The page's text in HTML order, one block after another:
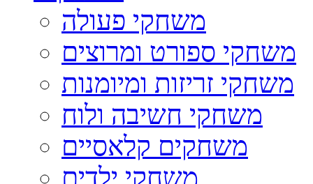
משחקי פעולה
משחקי ספורט ומרוצים
משחקי זריזות ומיומנות
משחקי חשיבה ולוח
משחקים קלאסיים
משחקי ילדים